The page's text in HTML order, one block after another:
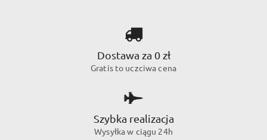
Dostawa za 0 zł
Gratis to uczciwa cena
Szybka realizacja
Wysyłka w ciągu 24h